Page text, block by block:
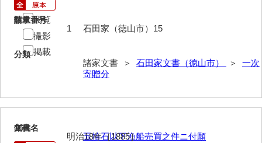
賀屋家文書
河崎家文書
河野家文書（美祢市）
請求番号
石田家（徳山市）15
分類
諸家文書 ＞ 石田家文書（徳山市） ＞ 一次
寄贈分
数量
1
閲覧
撮影
掲載
16
文書名
五拾石以下漁船売買之件ニ付願
年代
明治18年［1885］